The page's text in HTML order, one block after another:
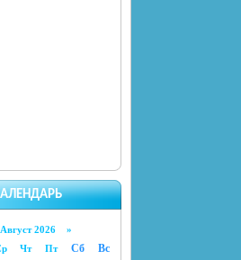
2026 »
Чт Пт Сб Вс